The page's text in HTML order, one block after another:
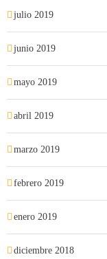
julio 2019
junio 2019
mayo 2019
abril 2019
marzo 2019
febrero 2019
enero 2019
diciembre 2018